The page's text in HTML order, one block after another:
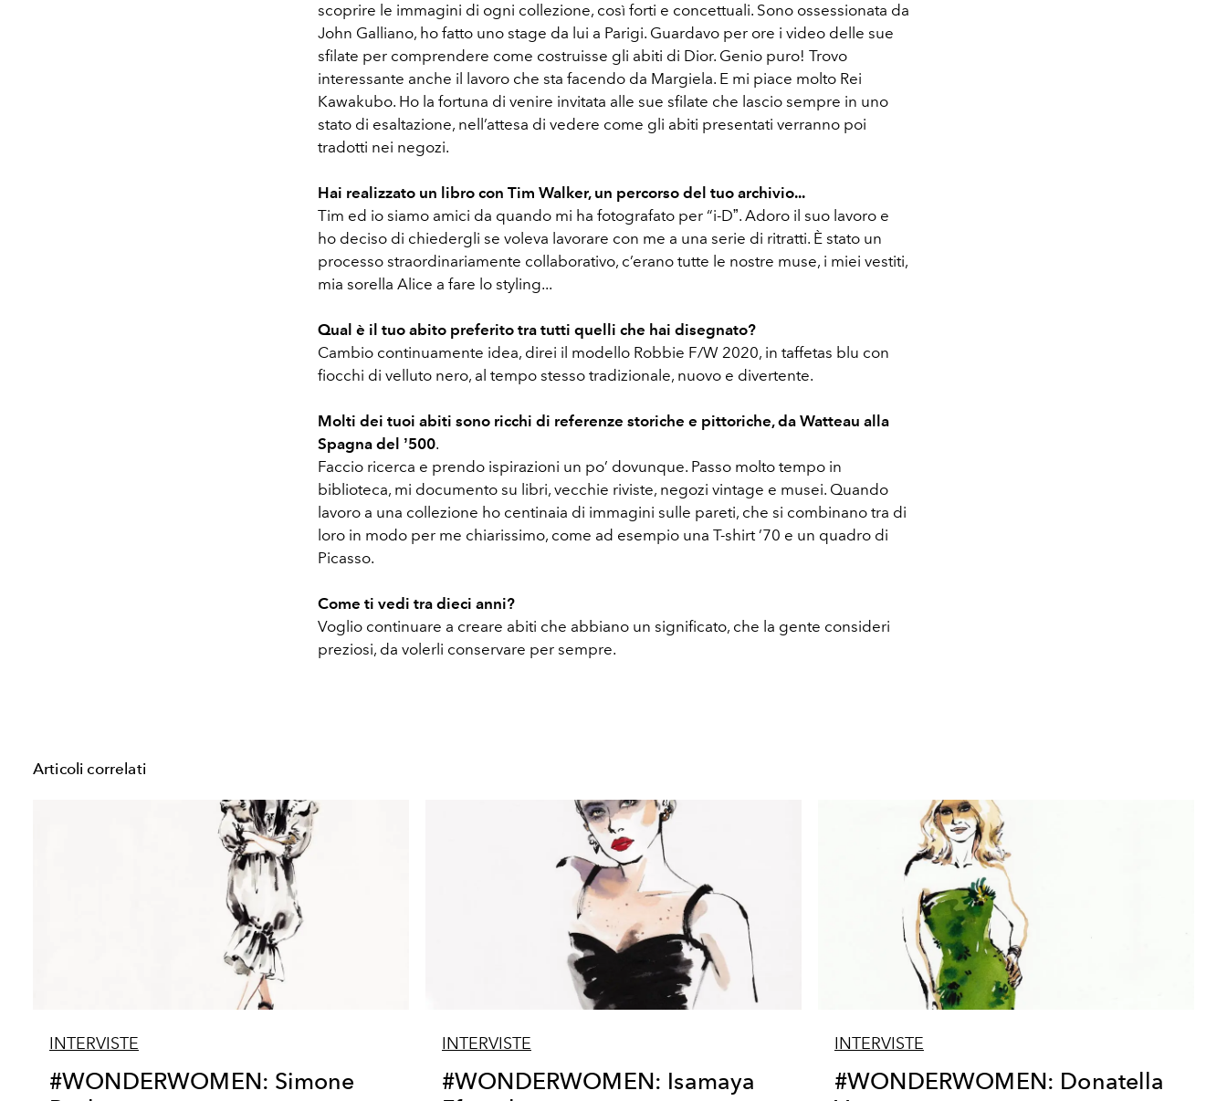
scoprire le immagini di ogni collezione, così forti e concettuali. Sono ossessionata da
John Galliano, ho fatto uno stage da lui a Parigi. Guardavo per ore i video delle sue
sfilate per comprendere come costruisse gli abiti di Dior. Genio puro! Trovo
interessante anche il lavoro che sta facendo da Margiela. E mi piace molto Rei
Kawakubo. Ho la fortuna di venire invitata alle sue sfilate che lascio sempre in uno
stato di esaltazione, nell’attesa di vedere come gli abiti presentati verranno poi
tradotti nei negozi.
Hai realizzato un libro con Tim Walker, un percorso del tuo archivio...
Tim ed io siamo amici da quando mi ha fotografato per “i-Dˮ. Adoro il suo lavoro e
ho deciso di chiedergli se voleva lavorare con me a una serie di ritratti. È stato un
processo straordinariamente collaborativo, c’erano tutte le nostre muse, i miei vestiti,
mia sorella Alice a fare lo styling...
Qual è il tuo abito preferito tra tutti quelli che hai disegnato?
Cambio continuamente idea, direi il modello Robbie F/W 2020, in taffetas blu con
fiocchi di velluto nero, al tempo stesso tradizionale, nuovo e divertente.
Molti dei tuoi abiti sono ricchi di referenze storiche e pittoriche, da Watteau alla
Spagna del ʼ500.
Faccio ricerca e prendo ispirazioni un po’ dovunque. Passo molto tempo in
biblioteca, mi documento su libri, vecchie riviste, negozi vintage e musei. Quando
lavoro a una collezione ho centinaia di immagini sulle pareti, che si combinano tra di
loro in modo per me chiarissimo, come ad esempio una T-shirt ’70 e un quadro di
Picasso.
Come ti vedi tra dieci anni?
Voglio continuare a creare abiti che abbiano un significato, che la gente consideri
preziosi, da volerli conservare per sempre.
Articoli correlati
INTERVISTE
#WONDERWOMEN: Simone
INTERVISTE
#WONDERWOMEN: Isamaya
INTERVISTE
#WONDERWOMEN: Donatella